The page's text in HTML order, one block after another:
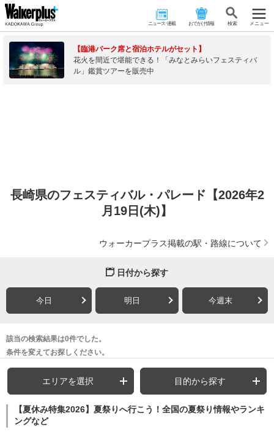
ニュース･連載 おでかけ情報 検 索 メニュー
【臨港パーク席と宿泊ホテルがセット】
花火を間近で堪能できる！「みなとみらいフェスティバ
ル」鑑賞ツアーを販売中
長崎県のフェスティバル・パレード【2026年2
月19日(木)】
ウォーカープラス掲載の駅・路線について
日付から探す
今日 明日 今週末
該当の検索結果は0件でした。
条件を変えてお探しください。
エリアを選択 目的から探す
【夏休み特集2026】夏祭りへ行こう！全国の夏祭り情報やランキ
ングなど